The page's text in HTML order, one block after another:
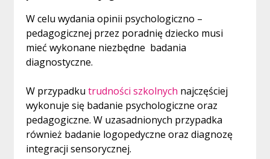
W celu wydania opinii psychologiczno –
pedagogicznej przez poradnię dziecko musi
mieć wykonane niezbędne badania
diagnostyczne.
W przypadkutrudności szkolnych najczęściej
wykonuje się badanie psychologiczne oraz
pedagogiczne. W uzasadnionych przypadka
również badanie logopedyczne oraz diagnozę
integracji sensorycznej.